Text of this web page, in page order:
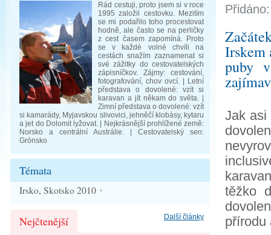
Rád cestuji, proto jsem si v roce
1995 založil cestovku. Mezitím
se mi podařilo toho procestovat
hodně, ale často se na perličky
z cest časem zapomíná. Proto
se v každé volné chvíli na
cestách snažím zaznamenat si
své zážitky do cestovatelských
zápisníčkov. Zájmy: cestování,
fotografování, chov ovcí. | Letní
představa o dovolené: vzít si
karavan a jít někam do světa. |
Zimní představa o dovolené: vzít
si kamarády, Myjavskou slivovici, jehněčí klobásy, kytaru
a jet do Dolomit lyžovat. | Nejkrásnější prohlížené země:
Norsko a centrální Austrálie. | Cestovatelský sen:
Grónsko
Témata
Irsko, Skotsko 2010
Další články
Nejčtenější
Irskem
puby
Jak asi
těžko
přírodu